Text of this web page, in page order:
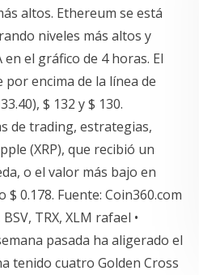
altos. Ethereum se está
niveles más altos y
el gráfico de 4 horas. El
encima de la línea de
$ 132 y $ 130.
de trading, estrategias,
(XRP), que recibió un
o el valor más bajo en
0.178. Fuente: Coin360.com
TRX, XLM rafael •
pasada ha aligerado el
tenido cuatro Golden Cross